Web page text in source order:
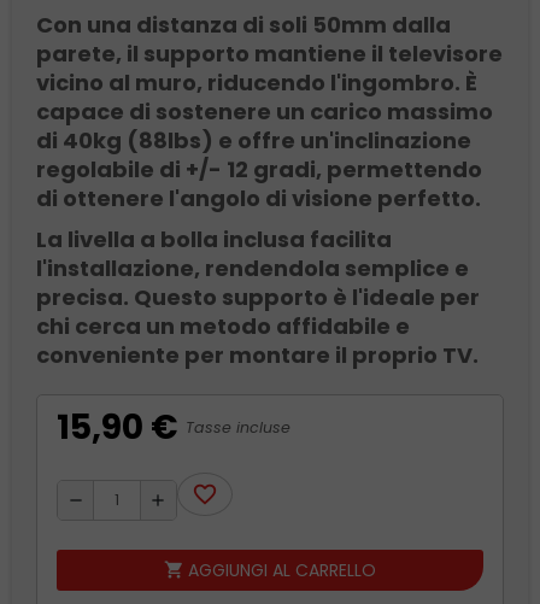
Con una distanza di soli 50mm dalla
parete, il supporto mantiene il televisore
vicino al muro, riducendo l'ingombro. È
capace di sostenere un carico massimo
di 40kg (88lbs) e offre un'inclinazione
regolabile di +/- 12 gradi, permettendo
di ottenere l'angolo di visione perfetto.
La livella a bolla inclusa facilita
l'installazione, rendendola semplice e
precisa. Questo supporto è l'ideale per
chi cerca un metodo affidabile e
conveniente per montare il proprio TV.
15,90 € Tasse incluse
remove add favorite_border
shopping_cart AGGIUNGI AL CARRELLO